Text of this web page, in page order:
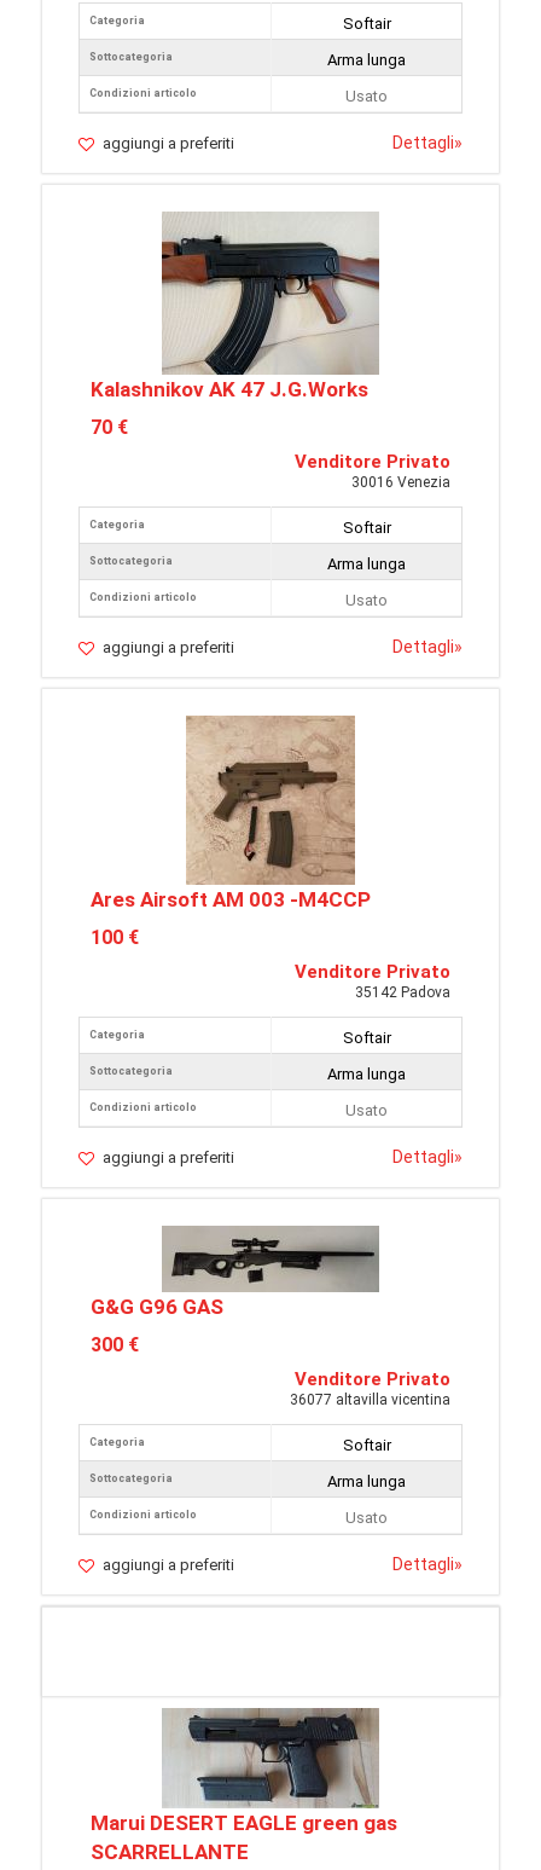
Categoria
Sottocategoria
Condizioni articolo
Softair
Arma lunga
Usato
aggiungi a preferiti Dettagli»
Kalashnikov AK 47 J.G.Works
70 €
Venditore Privato
30016 Venezia
Categoria
Sottocategoria
Condizioni articolo
Softair
Arma lunga
Usato
aggiungi a preferiti Dettagli»
Ares Airsoft AM 003 -M4CCP
100 €
Venditore Privato
35142 Padova
Categoria
Sottocategoria
Condizioni articolo
Softair
Arma lunga
Usato
aggiungi a preferiti Dettagli»
G&G G96 GAS
300 €
Venditore Privato
36077 altavilla vicentina
Categoria
Sottocategoria
Condizioni articolo
Softair
Arma lunga
Usato
aggiungi a preferiti Dettagli»
Marui DESERT EAGLE green gas
SCARRELLANTE